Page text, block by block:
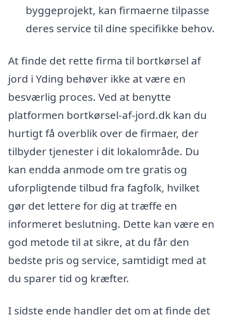
byggeprojekt, kan firmaerne tilpasse
deres service til dine specifikke behov.
At finde det rette firma til bortkørsel af
jord i Yding behøver ikke at være en
besværlig proces. Ved at benytte
platformen bortkørsel-af-jord.dk kan du
hurtigt få overblik over de firmaer, der
tilbyder tjenester i dit lokalområde. Du
kan endda anmode om tre gratis og
uforpligtende tilbud fra fagfolk, hvilket
gør det lettere for dig at træffe en
informeret beslutning. Dette kan være en
god metode til at sikre, at du får den
bedste pris og service, samtidigt med at
du sparer tid og kræfter.
I sidste ende handler det om at finde det